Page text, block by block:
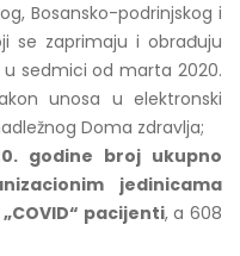
Bosansko-podrinjskog i
se zaprimaju i obrađuju
sedmici od marta 2020.
unosa u elektronski
Doma zdravlja;
godine broj ukupno
jedinicama
pacijenti, a 608